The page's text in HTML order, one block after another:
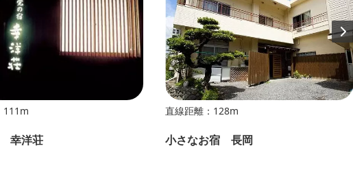
111m
幸洋荘
直線距離：128m
小さなお宿 長岡